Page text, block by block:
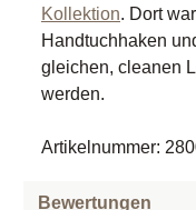
Kollektion. Dort
Handtuchhaken
gleichen, cleanen
werden.
Artikelnummer:
Bewertungen